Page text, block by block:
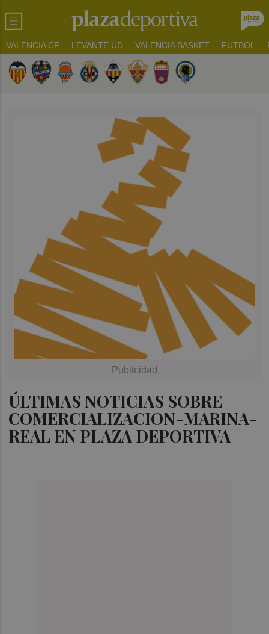
VALENCIA CF LEVANTE UD VALENCIA BASKET FUTBOL
ÚLTIMAS NOTICIAS SOBRE
COMERCIALIZACION-MARINA-
REAL EN PLAZA DEPORTIVA